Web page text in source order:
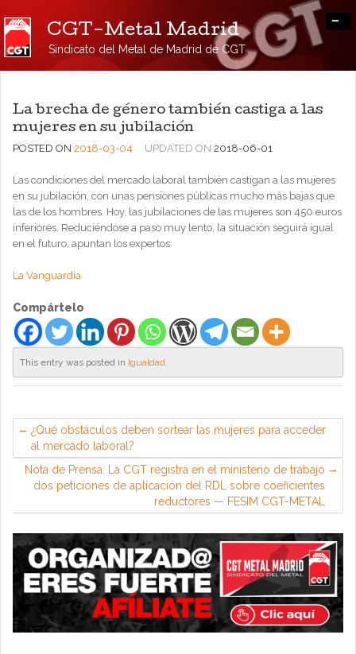
CGT-Metal Madrid
Sindicato del Metal de Madrid de CGT
-
La brecha de género también castiga a las
mujeres en su jubilación
POSTED ON 2018-03-04 UPDATED ON 2018-06-01
Las condiciones del mercado laboral también castigan a las mujeres
en su jubilación, con unas pensiones públicas mucho más bajas que
las de los hombres. Hoy, las jubilaciones de las mujeres son 450 euros
inferiores. Reduciéndose a paso muy lento, la situación seguirá igual
en el futuro, apuntan los expertos.
La Vanguardia
Compártelo
This entry was posted in Igualdad.
¿Qué obstáculos deben sortear las mujeres para acceder
al mercado laboral?
Nota de Prensa: La CGT registra en el ministerio de trabajo
dos peticiones de aplicación del RDL sobre coeficientes
reductores — FESIM CGT-METAL